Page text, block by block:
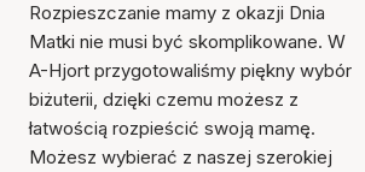
Rozpieszczanie mamy z okazji Dnia
Matki nie musi być skomplikowane. W
A-Hjort przygotowaliśmy piękny wybór
biżuterii, dzięki czemu możesz z
łatwością rozpieścić swoją mamę.
Możesz wybierać z naszej szerokiej